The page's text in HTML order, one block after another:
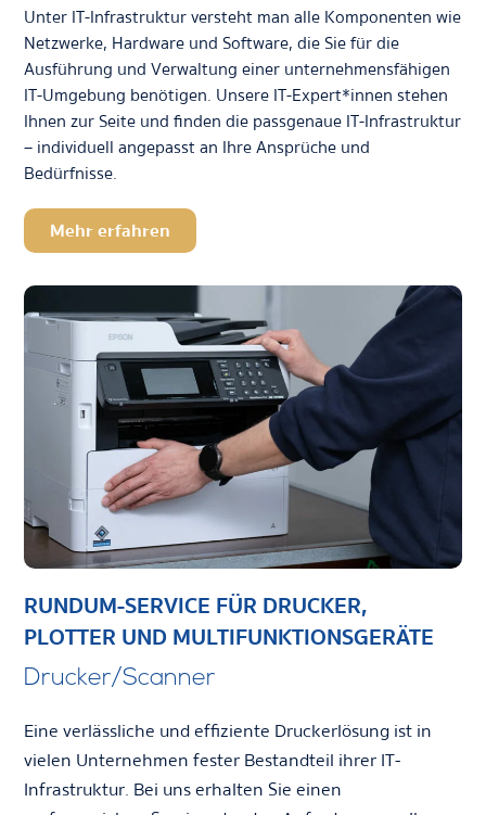
Unter IT-Infrastruktur versteht man alle Komponenten wie
Netzwerke, Hardware und Software, die Sie für die
Ausführung und Verwaltung einer unternehmensfähigen
IT-Umgebung benötigen. Unsere IT-Expert*innen stehen
Ihnen zur Seite und finden die passgenaue IT-Infrastruktur
– individuell angepasst an Ihre Ansprüche und
Bedürfnisse.
Mehr erfahren
RUNDUM-SERVICE FÜR DRUCKER,
PLOTTER UND MULTIFUNKTIONSGERÄTE
Drucker/Scanner
Eine verlässliche und effiziente Druckerlösung ist in
vielen Unternehmen fester Bestandteil ihrer IT-
Infrastruktur. Bei uns erhalten Sie einen